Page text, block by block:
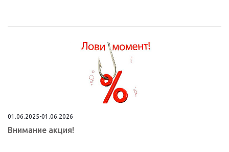
01.06.2025-01.06.2026
Внимание акция!